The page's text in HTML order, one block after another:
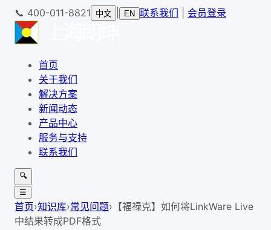
📞 400-011-8821 中文 EN 联系我们 会员登录
首页
关于我们
解决方案
新闻动态
产品中心
服务与支持
联系我们
🔍
☰
首页›知识库›常见问题› 【福禄克】如何将LinkWare Live
中结果转成PDF格式